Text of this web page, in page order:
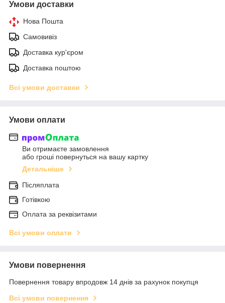
Умови доставки
Нова Пошта
Самовивіз
Доставка кур'єром
Доставка поштою
Всі умови доставки
Умови оплати
Ви отримаєте замовлення
або гроші повернуться на вашу картку
Детальніше
Післяплата
Готівкою
Оплата за реквізитами
Всі умови оплати
Умови повернення
Повернення товару впродовж 14 днів за рахунок покупця
Всі умови повернення